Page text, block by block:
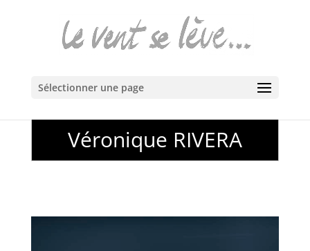
Sélectionner une page
Véronique RIVERA